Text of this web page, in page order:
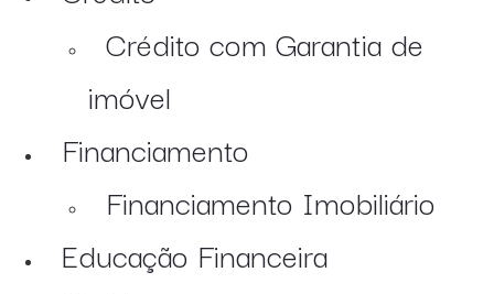
Crédito com Garantia de
imóvel
Financiamento
Financiamento Imobiliário
Educação Financeira